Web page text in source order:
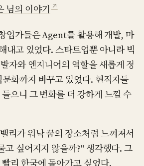
님의 이야기 ↗
업가들은 Agent를 활용해 개발, 마
내고 있었다. 스타트업뿐 아니라 빅
자와 엔지니어의 역할을 새롭게 정
화까지 바꾸고 있었다. 현직자들
으니 그 변화를 더 강하게 느낄 수
리가 워낙 꿈의 장소처럼 느껴져서
고 싶어지지 않을까?" 생각했다. 그
리 한국에 돌아가고 싶었다.